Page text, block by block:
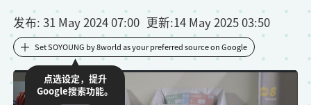
发布: 31 May 2024 07:00 更新:14 May 2025 03:50
Set SOYOUNG by 8world as your preferred source on Google
点选设定，提升
Google搜索功能。